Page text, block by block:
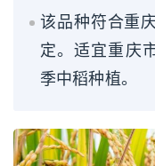
该品种符合重
定。适宜重庆
季中稻种植。